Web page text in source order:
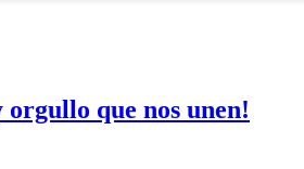
que nos unen!